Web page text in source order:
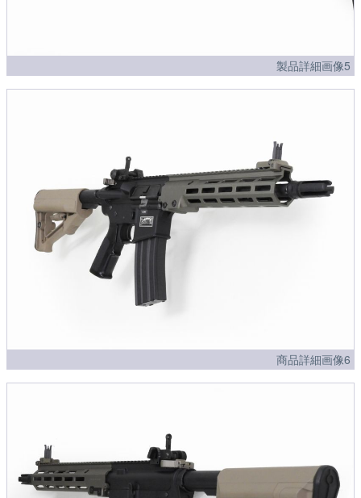
製品詳細画像5
商品詳細画像6